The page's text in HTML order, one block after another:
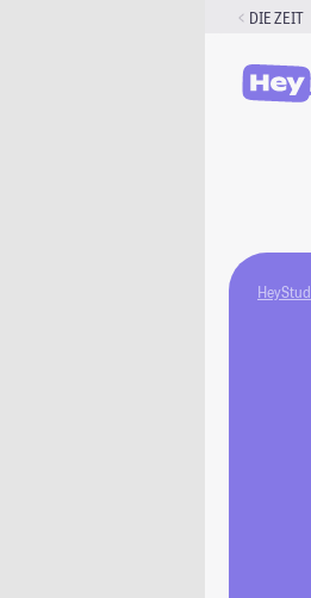
DIE ZEIT